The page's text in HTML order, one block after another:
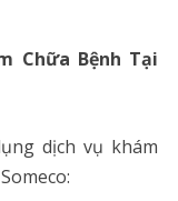
Chữa Bệnh Tại
dịch vụ khám